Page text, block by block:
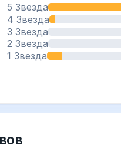
5 Звезда
4 Звезда
3 Звезда
2 Звезда
1 Звезда